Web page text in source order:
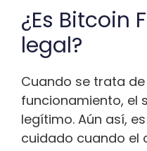
¿Es Bitcoin
legal?
Cuando se trata
funcionamiento, el
legítimo. Aún así,
cuidado cuando el